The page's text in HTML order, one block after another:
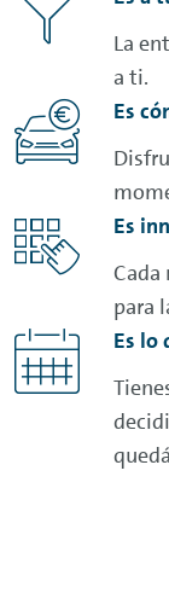
La
a ti.
Es
Es
Cada
para
Es lo